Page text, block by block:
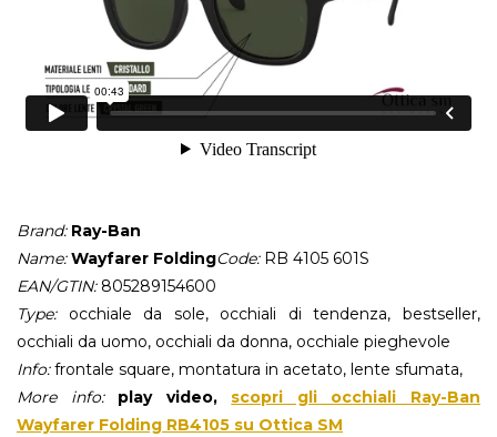
Brand:Ray-Ban
Name:Wayfarer FoldingCode:RB 4105 601S
EAN/GTIN:805289154600
Type:occhiale da sole, occhiali di tendenza, bestseller,
occhiali da uomo, occhiali da donna, occhiale pieghevole
Info:frontale square, montatura in acetato, lente sfumata,
More info:play video, scopri gli occhiali Ray-Ban
Wayfarer Folding RB4105 su Ottica SM